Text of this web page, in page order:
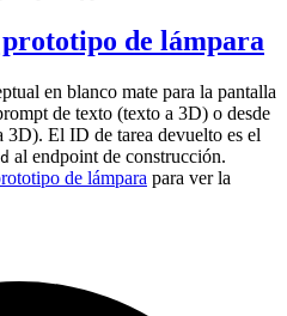
de lámpara
en blanco mate para la pantalla
de texto (texto a 3D) o desde
3D). El ID de tarea devuelto es el
al endpoint de construcción.
de lámpara para ver la